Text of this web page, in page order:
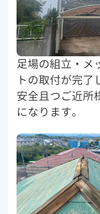
足場の組立・メ
トの取付が完了
安全且つご近所
になります。